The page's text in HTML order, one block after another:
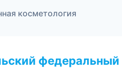
косметология
федеральный